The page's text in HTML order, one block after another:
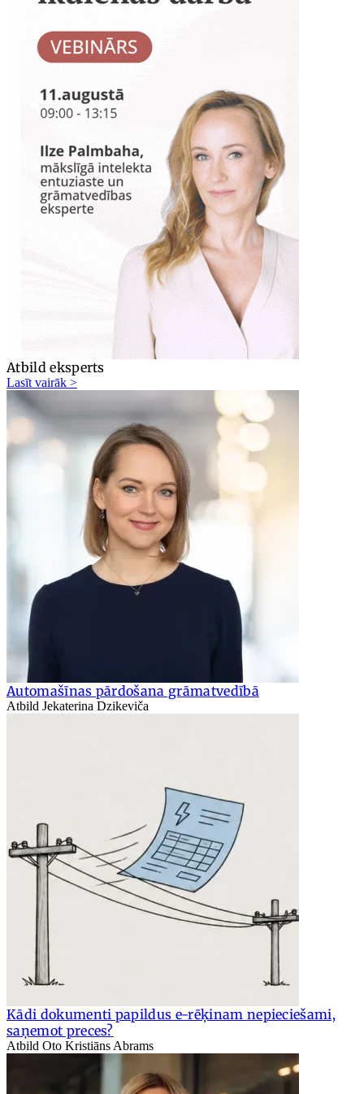
Atbild eksperts
Lasīt vairāk >
Automašīnas pārdošana grāmatvedībā
Atbild Jekaterina Dzikeviča
Kādi dokumenti papildus e-rēķinam nepieciešami,
saņemot preces?
Atbild Oto Kristiāns Abrams